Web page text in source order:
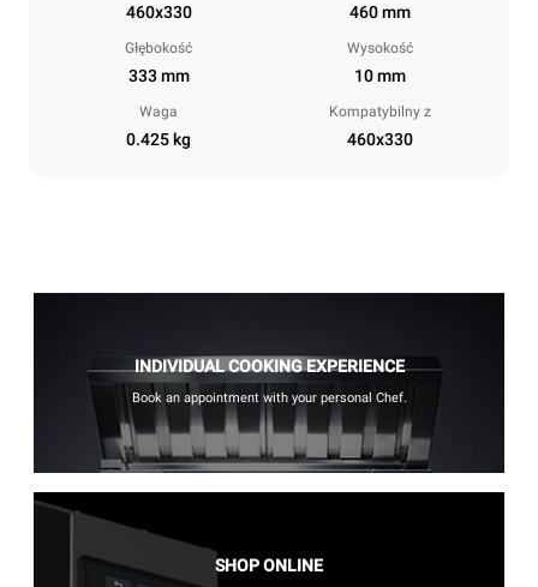
460x330 460 mm
Głębokość
333 mm
Wysokość
10 mm
Waga
0.425 kg
Kompatybilny z
460x330
INDIVIDUAL COOKING EXPERIENCE
Book an appointment with your personal Chef.
SHOP ONLINE